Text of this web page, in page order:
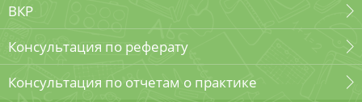
ВКР
Консультация по реферату
Консультация по отчетам о практике